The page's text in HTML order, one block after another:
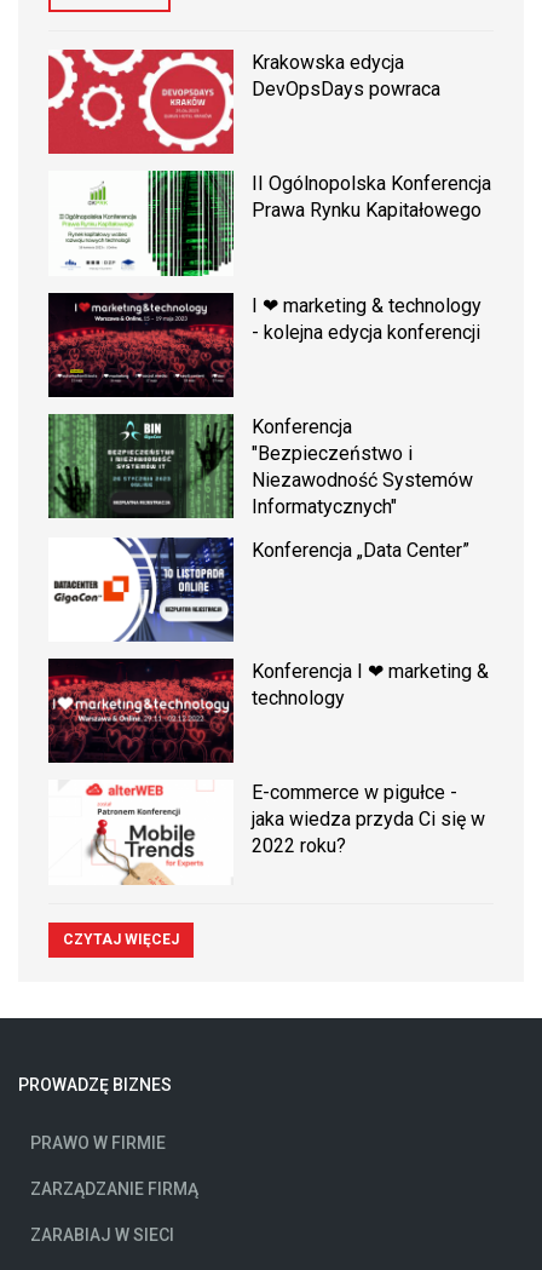
Krakowska edycja
DevOpsDays powraca
II Ogólnopolska Konferencja
Prawa Rynku Kapitałowego
I ❤ marketing & technology
- kolejna edycja konferencji
Konferencja
"Bezpieczeństwo i
Niezawodność Systemów
Informatycznych"
Konferencja „Data Center”
Konferencja I ❤ marketing &
technology
E-commerce w pigułce -
jaka wiedza przyda Ci się w
2022 roku?
CZYTAJ WIĘCEJ
PROWADZĘ BIZNES
PRAWO W FIRMIE
ZARZĄDZANIE FIRMĄ
ZARABIAJ W SIECI